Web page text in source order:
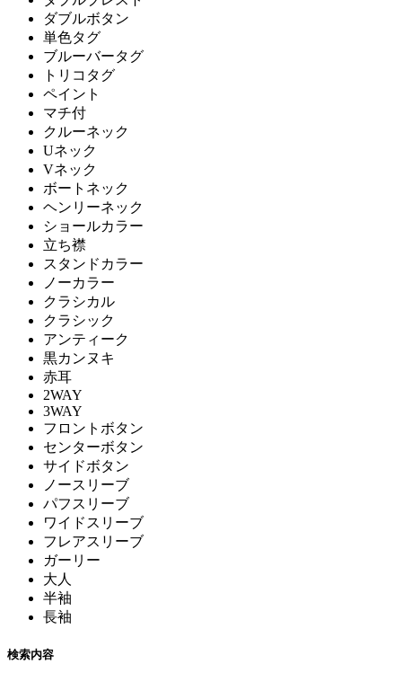
ダブルボタン
単色タグ
ブルーバータグ
トリコタグ
ペイント
マチ付
クルーネック
Uネック
Vネック
ボートネック
ヘンリーネック
ショールカラー
立ち襟
スタンドカラー
ノーカラー
クラシカル
クラシック
アンティーク
黒カンヌキ
赤耳
2WAY
3WAY
フロントボタン
センターボタン
サイドボタン
ノースリーブ
パフスリーブ
ワイドスリーブ
フレアスリーブ
ガーリー
大人
半袖
長袖
検索内容